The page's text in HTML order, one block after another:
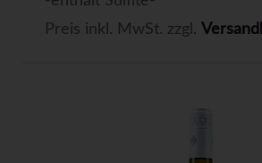
Preis inkl. MwSt. zzgl.